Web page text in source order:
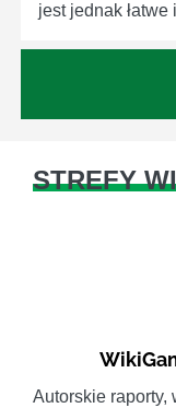
jest jednak
STREFY
Autorskie raporty,